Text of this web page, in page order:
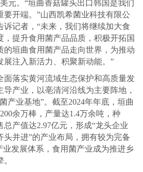
元。“垣曲香菇罐头出口韩国是我们
要开端。”山西凯希菌业科技有限公
诉记者，“未来，我们将继续加大食
，提升食用菌产品品质，积极开拓国
的垣曲食用菌产品走向世界，为推动
展注入新活力、积聚新动能。”
落实黄河流域生态保护和高质量发
导产业，以亳清河沿线为主要阵地，
产业基地”。截至2024年年底，垣曲
余万棒，产量达1.4万余吨，种
产值达2.97亿元，形成“龙头企业
头并进”的产业布局，拥有较为完备
业发展体系，食用菌产业成为推进乡